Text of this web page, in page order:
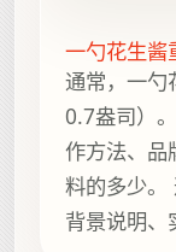
一勺花生酱
通常，一勺
0.7盎司）
作方法、品
料的多少。
背景说明